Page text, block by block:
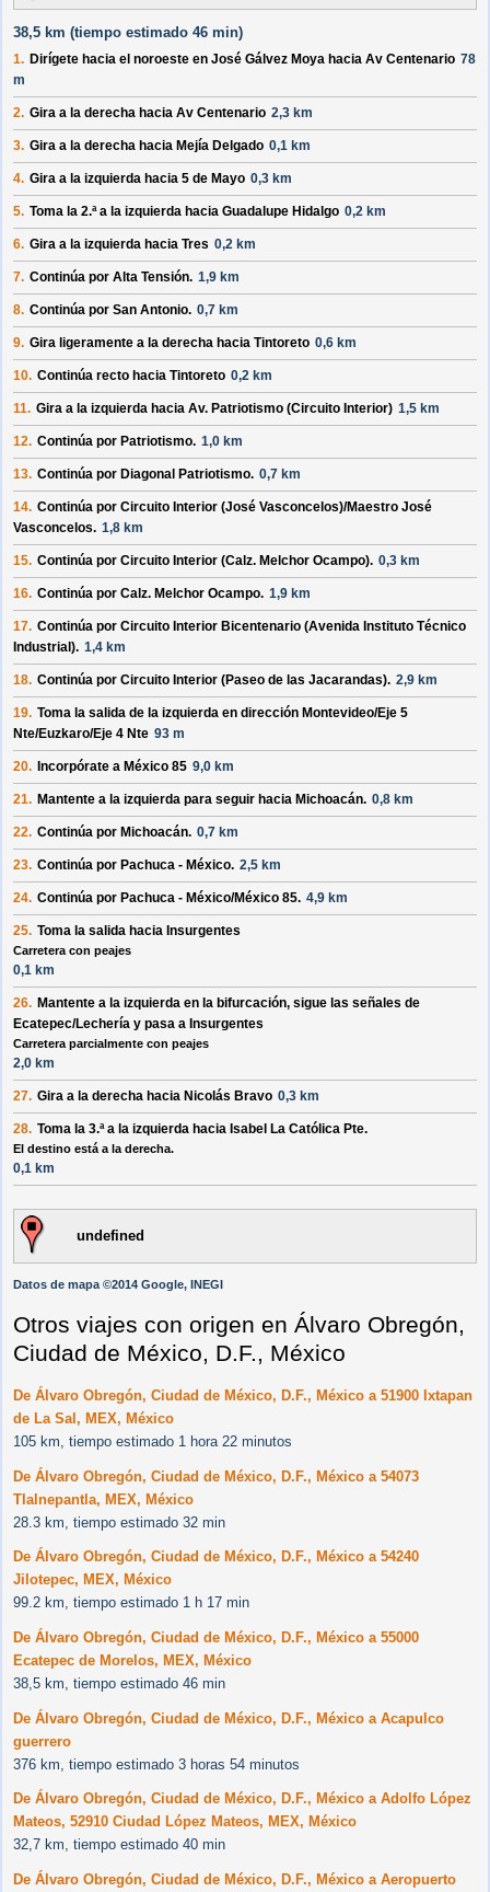
38,5 km (tiempo estimado 46 min)
1. Dirígete hacia el noroeste en José Gálvez Moya hacia Av Centenario 78
m
2. Gira a la derecha hacia Av Centenario 2,3 km
3. Gira a la derecha hacia Mejía Delgado 0,1 km
4. Gira a la izquierda hacia 5 de Mayo 0,3 km
5. Toma la 2.ª a la izquierda hacia Guadalupe Hidalgo 0,2 km
6. Gira a la izquierda hacia Tres 0,2 km
7. Continúa por Alta Tensión. 1,9 km
8. Continúa por San Antonio. 0,7 km
9. Gira ligeramente a la derecha hacia Tintoreto 0,6 km
10. Continúa recto hacia Tintoreto 0,2 km
11. Gira a la izquierda hacia Av. Patriotismo (Circuito Interior) 1,5 km
12. Continúa por Patriotismo. 1,0 km
13. Continúa por Diagonal Patriotismo. 0,7 km
14. Continúa por Circuito Interior (José Vasconcelos)/Maestro José
Vasconcelos. 1,8 km
15. Continúa por Circuito Interior (Calz. Melchor Ocampo). 0,3 km
16. Continúa por Calz. Melchor Ocampo. 1,9 km
17. Continúa por Circuito Interior Bicentenario (Avenida Instituto Técnico
Industrial). 1,4 km
18. Continúa por Circuito Interior (Paseo de las Jacarandas). 2,9 km
19. Toma la salida de la izquierda en dirección Montevideo/Eje 5
Nte/Euzkaro/Eje 4 Nte 93 m
20. Incorpórate a México 85 9,0 km
21. Mantente a la izquierda para seguir hacia Michoacán. 0,8 km
22. Continúa por Michoacán. 0,7 km
23. Continúa por Pachuca - México. 2,5 km
24. Continúa por Pachuca - México/México 85. 4,9 km
25. Toma la salida hacia Insurgentes
Carretera con peajes
0,1 km
26. Mantente a la izquierda en la bifurcación, sigue las señales de
Ecatepec/Lechería y pasa a Insurgentes
Carretera parcialmente con peajes
2,0 km
27. Gira a la derecha hacia Nicolás Bravo 0,3 km
28. Toma la 3.ª a la izquierda hacia Isabel La Católica Pte.
El destino está a la derecha.
0,1 km
undefined
Datos de mapa ©2014 Google, INEGI
Otros viajes con origen en Álvaro Obregón,
Ciudad de México, D.F., México
De Álvaro Obregón, Ciudad de México, D.F., México a 51900 Ixtapan
de La Sal, MEX, México
105 km, tiempo estimado 1 hora 22 minutos
De Álvaro Obregón, Ciudad de México, D.F., México a 54073
Tlalnepantla, MEX, México
28.3 km, tiempo estimado 32 min
De Álvaro Obregón, Ciudad de México, D.F., México a 54240
Jilotepec, MEX, México
99.2 km, tiempo estimado 1 h 17 min
De Álvaro Obregón, Ciudad de México, D.F., México a 55000
Ecatepec de Morelos, MEX, México
38,5 km, tiempo estimado 46 min
De Álvaro Obregón, Ciudad de México, D.F., México a Acapulco
guerrero
376 km, tiempo estimado 3 horas 54 minutos
De Álvaro Obregón, Ciudad de México, D.F., México a Adolfo López
Mateos, 52910 Ciudad López Mateos, MEX, México
32,7 km, tiempo estimado 40 min
De Álvaro Obregón, Ciudad de México, D.F., México a Aeropuerto